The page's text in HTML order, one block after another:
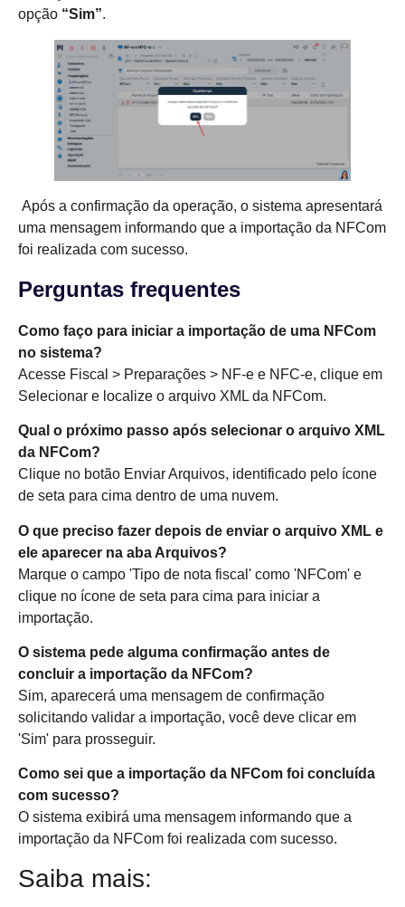
opção “Sim”.
Após a confirmação da operação, o sistema apresentará
uma mensagem informando que a importação da NFCom
foi realizada com sucesso.
Perguntas frequentes
Como faço para iniciar a importação de uma NFCom
no sistema?
Acesse Fiscal > Preparações > NF-e e NFC-e, clique em
Selecionar e localize o arquivo XML da NFCom.
Qual o próximo passo após selecionar o arquivo XML
da NFCom?
Clique no botão Enviar Arquivos, identificado pelo ícone
de seta para cima dentro de uma nuvem.
O que preciso fazer depois de enviar o arquivo XML e
ele aparecer na aba Arquivos?
Marque o campo 'Tipo de nota fiscal' como 'NFCom' e
clique no ícone de seta para cima para iniciar a
importação.
O sistema pede alguma confirmação antes de
concluir a importação da NFCom?
Sim, aparecerá uma mensagem de confirmação
solicitando validar a importação, você deve clicar em
'Sim' para prosseguir.
Como sei que a importação da NFCom foi concluída
com sucesso?
O sistema exibirá uma mensagem informando que a
importação da NFCom foi realizada com sucesso.
Saiba mais: